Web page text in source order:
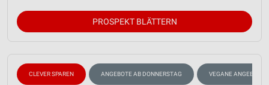
PROSPEKT BLÄTTERN
CLEVER SPAREN ANGEBOTE AB DONNERSTAG VEGANE ANGEBOTE